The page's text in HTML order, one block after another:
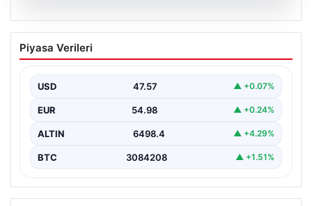
Türk sinemasında farklı bir imza: Ceylan
Özgün Özçelik’in en iyi filmleri
Piyasa Verileri
USD 47.57 ▲ +0.07%
EUR 54.98 ▲ +0.24%
ALTIN 6498.4 ▲ +4.29%
BTC 3084208 ▲ +1.51%